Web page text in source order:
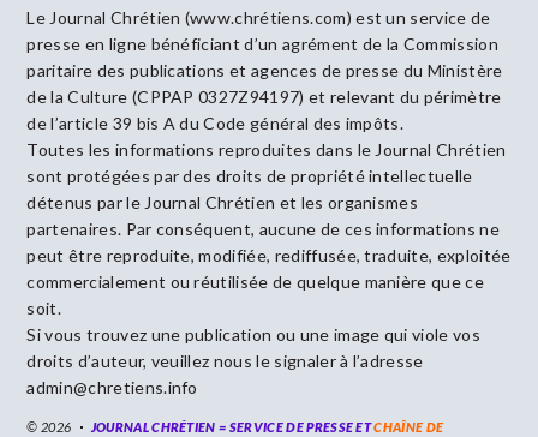
Le Journal Chrétien (www.chrétiens.com) est un service de
presse en ligne bénéficiant d’un agrément de la Commission
paritaire des publications et agences de presse du Ministère
de la Culture (CPPAP 0327Z94197) et relevant du périmètre
de l’article 39 bis A du Code général des impôts.
Toutes les informations reproduites dans le Journal Chrétien
sont protégées par des droits de propriété intellectuelle
détenus par le Journal Chrétien et les organismes
partenaires. Par conséquent, aucune de ces informations ne
peut être reproduite, modifiée, rediffusée, traduite, exploitée
commercialement ou réutilisée de quelque manière que ce
soit.
Si vous trouvez une publication ou une image qui viole vos
droits d’auteur, veuillez nous le signaler à l’adresse
admin@chretiens.info
© 2026 JOURNAL CHRÉTIEN = SERVICE DE PRESSE ETCHAÎNE DE